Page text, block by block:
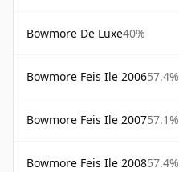
Bowmore De Luxe40%
Bowmore Feis Ile 200657.4%
Bowmore Feis Ile 200757.1%
Bowmore Feis Ile 200857.4%